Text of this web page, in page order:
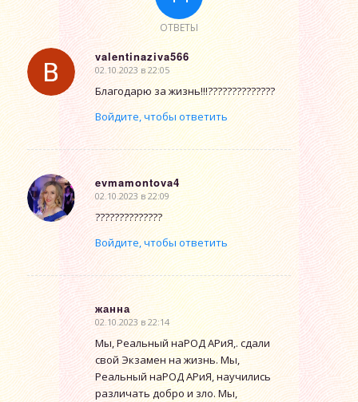
ОТВЕТЫ
valentinaziva566
говорит:
02.10.2023 в 22:05
Благодарю за жизнь!!!??????????????
Войдите, чтобы ответить
evmamontova4
говорит:
02.10.2023 в 22:09
??????????????
Войдите, чтобы ответить
жанна
говорит:
02.10.2023 в 22:14
Мы, Реальный наРОД АРиЯ,. сдали
свой Экзамен на жизнь. Мы,
Реальный наРОД АРиЯ, научились
различать добро и зло. Мы,